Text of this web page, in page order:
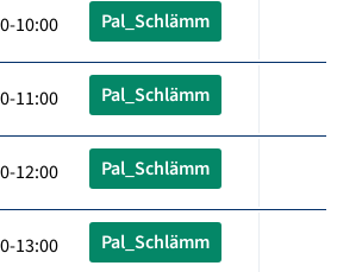
10:00 Pal_Schlämm
11:00 Pal_Schlämm
12:00 Pal_Schlämm
13:00 Pal_Schlämm